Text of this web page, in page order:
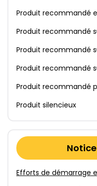
Produit recommandé
Produit recommandé
Produit recommandé
Produit recommandé
Produit recommandé
Produit silencieux
Efforts de démarrage